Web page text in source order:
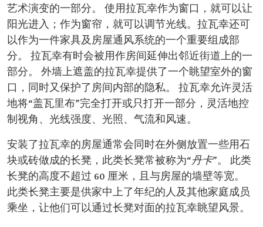
艺术演变的一部分。 使用拉瓦幸作为窗口，就可以让
阳光进入；作为窗帘，就可以调节光线。拉瓦幸还可
以作为一件家具及房屋通风系统的一个重要组成部
分。 拉瓦幸有时会被用作房间延伸出邻近街道上的一
部分。 外墙上遮盖的拉瓦幸提供了一个眺望室外的窗
口，同时又保护了房间内部的隐私。 拉瓦幸允许灵活
地将“盖瓦里布”完全打开或只打开一部分，灵活地控
制视角、光线强度、光照、气流和风速。
安装了拉瓦幸的房屋通常会同时在外侧放置一些用石
块或砖做成的长凳，此类长凳常被称为“丹卡”。 此类
长凳的高度不超过 60 厘米，且与房屋的墙壁等宽。
此类长凳主要是供家中上了年纪的人及其他家庭成员
乘坐，让他们可以通过长凳对面的拉瓦幸眺望风景。